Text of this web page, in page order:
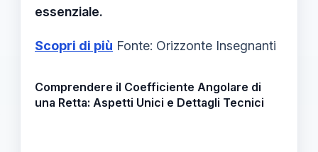
essenziale.
Scopri di più Fonte: Orizzonte Insegnanti
Comprendere il Coefficiente Angolare di
una Retta: Aspetti Unici e Dettagli Tecnici